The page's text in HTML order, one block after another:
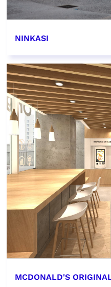
NINKASI
EN SAVOIR PLUS
MCDONALD'S